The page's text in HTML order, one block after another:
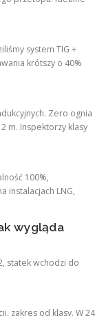
system TIG +
krótszy o 40%
Zero ognia
m. Inspektorzy klasy
100%,
instalacjach LNG,
wygląda
statek wchodzi do
zakres od klasy. W 24